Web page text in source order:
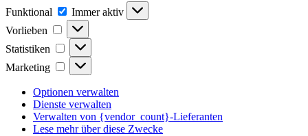
Funktional Funktional
Immer aktiv
Vorlieben
Vorlieben
Statistiken Statistiken
Marketing Marketing
Optionen verwalten
Dienste verwalten
Verwalten von {vendor_count}-Lieferanten
Lese mehr über diese Zwecke